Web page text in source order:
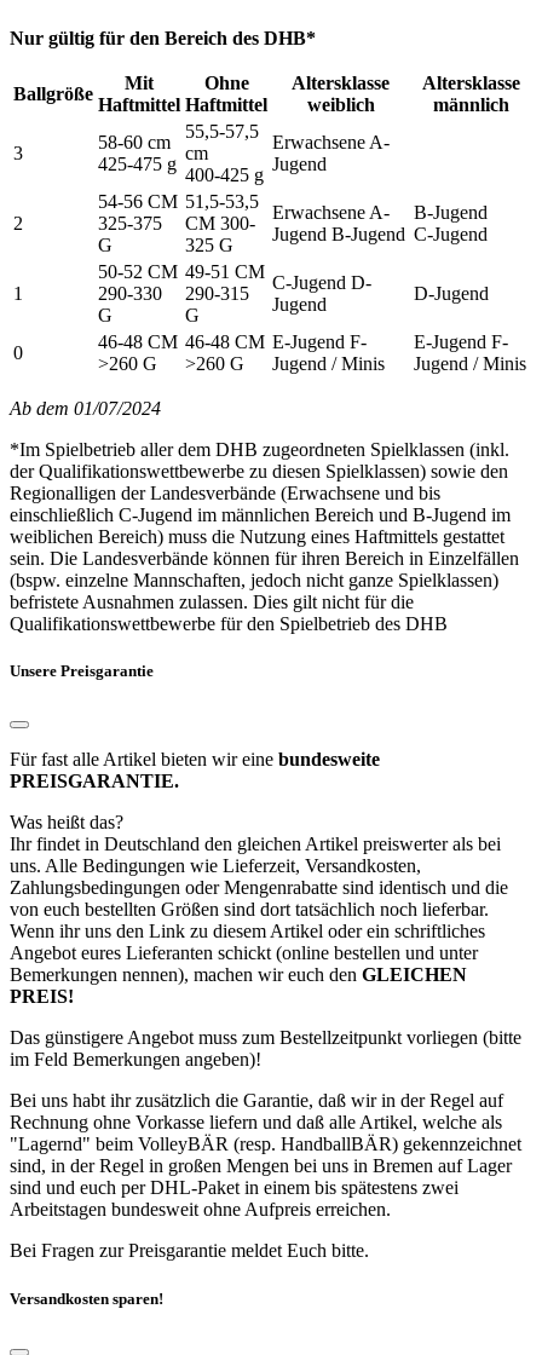
Nur gültig für den Bereich des DHB*
Ballgröße
Mit
Haftmittel
Ohne
Haftmittel
Altersklasse
weiblich
Altersklasse
männlich
3
58-60 cm
425-475 g
55,5-57,5
cm
400-425 g
Erwachsene A-
Jugend
2
54-56 CM
325-375
G
51,5-53,5
CM 300-
325 G
Erwachsene A-
Jugend B-Jugend
B-Jugend
C-Jugend
1
50-52 CM
290-330
G
49-51 CM
290-315
G
C-Jugend D-
Jugend
D-Jugend
0
46-48 CM
>260 G
46-48 CM
>260 G
E-Jugend F-
Jugend / Minis
E-Jugend F-
Jugend / Minis
Ab dem 01/07/2024
*Im Spielbetrieb aller dem DHB zugeordneten Spielklassen (inkl.
der Qualifikationswettbewerbe zu diesen Spielklassen) sowie den
Regionalligen der Landesverbände (Erwachsene und bis
einschließlich C-Jugend im männlichen Bereich und B-Jugend im
weiblichen Bereich) muss die Nutzung eines Haftmittels gestattet
sein. Die Landesverbände können für ihren Bereich in Einzelfällen
(bspw. einzelne Mannschaften, jedoch nicht ganze Spielklassen)
befristete Ausnahmen zulassen. Dies gilt nicht für die
Qualifikationswettbewerbe für den Spielbetrieb des DHB
Unsere Preisgarantie
Für fast alle Artikel bieten wir eine bundesweite
PREISGARANTIE.
Was heißt das?
Ihr findet in Deutschland den gleichen Artikel preiswerter als bei
uns. Alle Bedingungen wie Lieferzeit, Versandkosten,
Zahlungsbedingungen oder Mengenrabatte sind identisch und die
von euch bestellten Größen sind dort tatsächlich noch lieferbar.
Wenn ihr uns den Link zu diesem Artikel oder ein schriftliches
Angebot eures Lieferanten schickt (online bestellen und unter
Bemerkungen nennen), machen wir euch den GLEICHEN
PREIS!
Das günstigere Angebot muss zum Bestellzeitpunkt vorliegen (bitte
im Feld Bemerkungen angeben)!
Bei uns habt ihr zusätzlich die Garantie, daß wir in der Regel auf
Rechnung ohne Vorkasse liefern und daß alle Artikel, welche als
"Lagernd" beim VolleyBÄR (resp. HandballBÄR) gekennzeichnet
sind, in der Regel in großen Mengen bei uns in Bremen auf Lager
sind und euch per DHL-Paket in einem bis spätestens zwei
Arbeitstagen bundesweit ohne Aufpreis erreichen.
Bei Fragen zur Preisgarantie meldet Euch bitte.
Versandkosten sparen!